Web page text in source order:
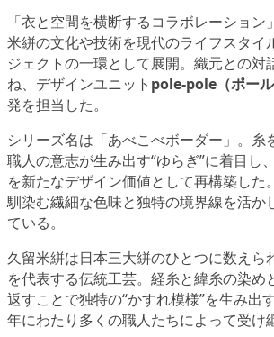
「衣と空間を横断するコラボレーション
米絣の文化や技術を現代のライフスタイ
ジェクトの一環として展開。織元との対
ね、デザインユニット pole-pole（ポール
発を担当した。
シリーズ名は「あべこべボーダー」。糸
職人の意志が生み出す“ゆらぎ”に着目し
を新たなデザイン価値として再構築した
馴染む繊細な色味と独特の境界線を活か
ている。
久留米絣は日本三大絣のひとつに数えら
を代表する伝統工芸。経糸と緯糸の染め
返すことで独特の“かすれ模様”を生み出
年にわたり多くの職人たちによって受け